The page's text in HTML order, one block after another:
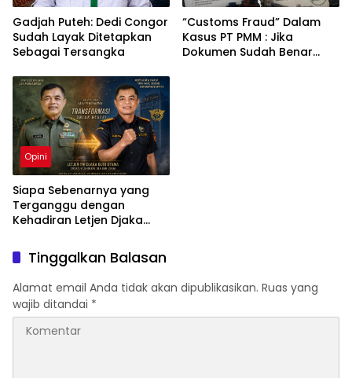
Gadjah Puteh: Dedi Congor
Sudah Layak Ditetapkan
Sebagai Tersangka
“Customs Fraud” Dalam
Kasus PT PMM : Jika
Dokumen Sudah Benar
Opini
Siapa Sebenarnya yang
Terganggu dengan
Kehadiran Letjen Djaka
sebagai Dirjen Bea Cukai?
Tinggalkan Balasan
Alamat email Anda tidak akan dipublikasikan. Ruas yang
wajib ditandai *